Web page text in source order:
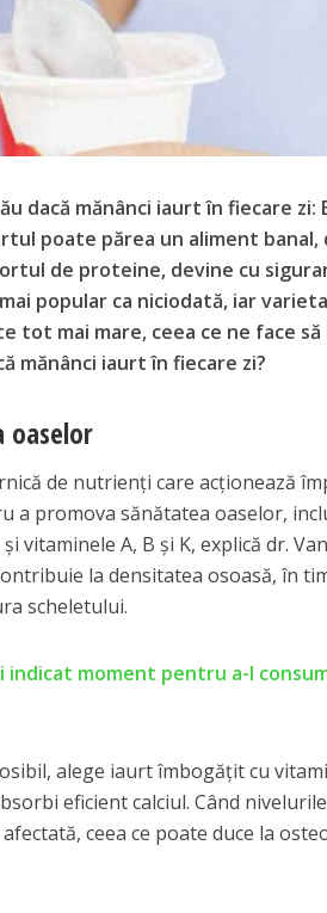
dacă mănânci iaurt în fiecare zi:
poate părea un aliment banal,
de proteine, devine cu
popular ca niciodată, iar
tot mai mare, ceea ce ne face
mănânci iaurt în fiecare zi?
oaselor
de nutrienți care acționează
a promova sănătatea oaselor,
vitaminele A, B și K, explică dr.
la densitatea osoasă, în
scheletului.
indicat moment pentru a-l
alege iaurt îmbogățit cu
eficient calciul. Când
ceea ce poate duce la